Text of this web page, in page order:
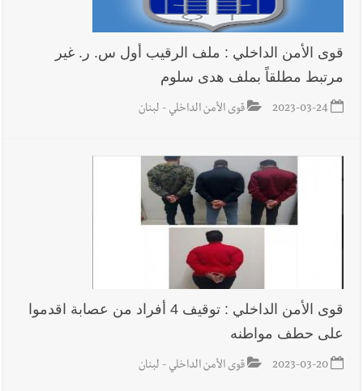
أخبار لبنان الجيش اللبناني : إصابة أحد العسكريين بجروح طفيفة
نتيجة استهداف إسرائيلي معادٍ لجرافة للجيش في بلدة المنصوري -
أخبار لبنان مسيّرة أسرائيلية القت قنبلة صوتية باتجاه جرافة للجيش
اللبناني خلال عملها في المنصوري ومعلومات أولية عن اصابة أحد
العسكريين
بسام طليس : نرفض فرض ضريبة جديدة على
المحروقات تحت شعار حماية البيئة والأولوية اليوم للتخفيف من
معاناة المواطنين
الرئيس بري يدعو الى جلسة عامة في 11 و12 الحالي
قوى الأمن الداخلي : ملف الرقيب أول س. ر. غير
مرتبط مطلقاً بملف هدى سلوم
2023-03-24 قوى الأمن الداخلي - لبنان
قوى الأمن الداخلي : توقيف 4 أفراد من عصابة اقدموا
على حطف مواطنه
2023-03-20 قوى الأمن الداخلي - لبنان